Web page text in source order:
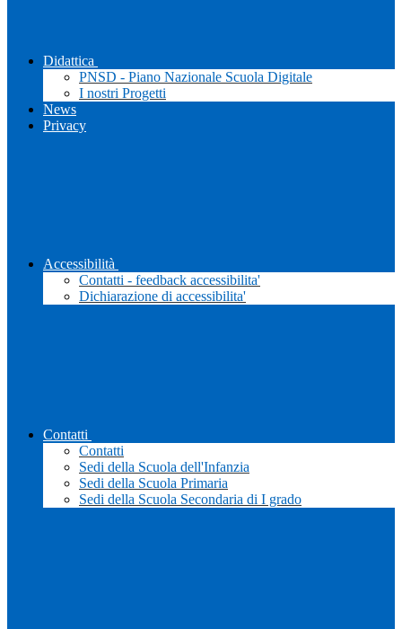
Didattica
PNSD - Piano Nazionale Scuola Digitale
I nostri Progetti
News
Privacy
Accessibilità
Contatti - feedback accessibilita'
Dichiarazione di accessibilita'
Contatti
Contatti
Sedi della Scuola dell'Infanzia
Sedi della Scuola Primaria
Sedi della Scuola Secondaria di I grado